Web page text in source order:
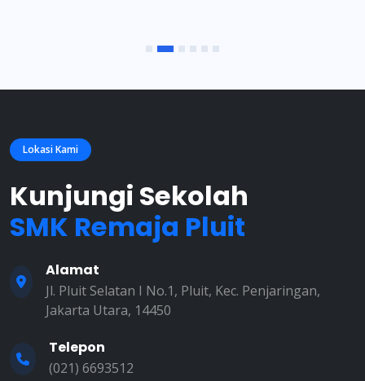
Lokasi Kami
Kunjungi Sekolah
SMK Remaja Pluit
Alamat
Jl. Pluit Selatan I No.1, Pluit, Kec. Penjaringan,
Jakarta Utara, 14450
Telepon
(021) 6693512